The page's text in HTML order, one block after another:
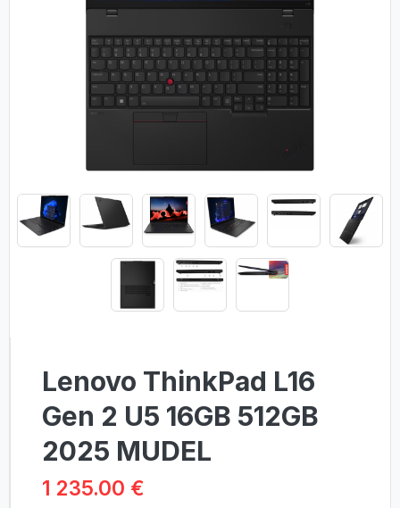
Lenovo ThinkPad L16
Gen 2 U5 16GB 512GB
2025 MUDEL
1 235.00 €